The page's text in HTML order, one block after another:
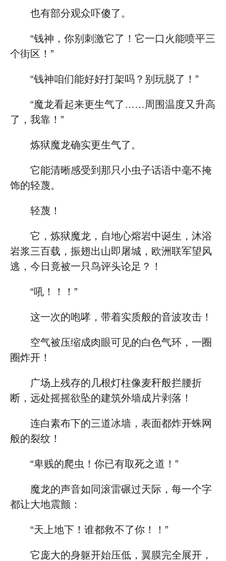
也有部分观众吓傻了。
“钱神，你别刺激它了！它一口火能喷平三
个街区！”
“钱神咱们能好好打架吗？别玩脱了！”
“魔龙看起来更生气了……周围温度又升高
了，我靠！”
炼狱魔龙确实更生气了。
它能清晰感受到那只小虫子话语中毫不掩
饰的轻蔑。
轻蔑！
它，炼狱魔龙，自地心熔岩中诞生，沐浴
岩浆三百载，振翅出山即屠城，欧洲联军望风
逃，今日竟被一只鸟评头论足？！
“吼！！！”
这一次的咆哮，带着实质般的音波攻击！
空气被压缩成肉眼可见的白色气环，一圈
圈炸开！
广场上残存的几根灯柱像麦秆般拦腰折
断，远处摇摇欲坠的建筑外墙成片剥落！
连白素布下的三道冰墙，表面都炸开蛛网
般的裂纹！
“卑贱的爬虫！你已有取死之道！”
魔龙的声音如同滚雷碾过天际，每一个字
都让大地震颤：
“天上地下！谁都救不了你！！”
它庞大的身躯开始压低，翼膜完全展开，